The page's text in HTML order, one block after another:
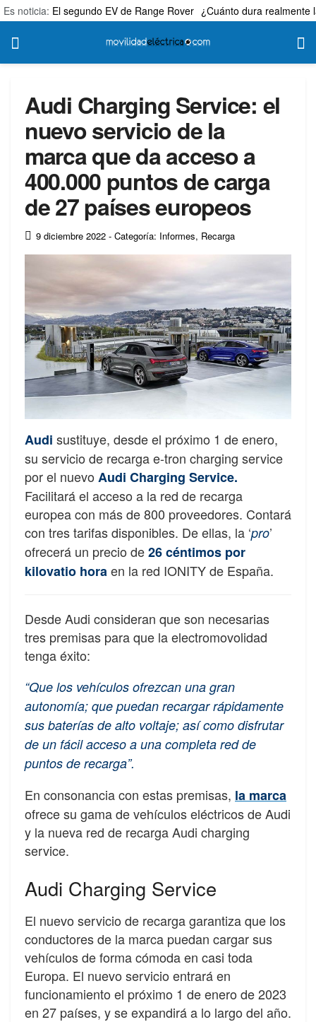
Es noticia: El segundo EV de Range Rover ¿Cuánto dura realmente
Audi Charging Service: el
nuevo servicio de la
marca que da acceso a
400.000 puntos de carga
de 27 países europeos
9 diciembre 2022 - Categoría: Informes, Recarga
Audi sustituye, desde el próximo 1 de enero,
su servicio de recarga e-tron charging service
por el nuevo Audi Charging Service.
Facilitará el acceso a la red de recarga
europea con más de 800 proveedores. Contará
con tres tarifas disponibles. De ellas, la ‘pro’
ofrecerá un precio de26 céntimos por
kilovatio horaen la red IONITY de España.
Desde Audi consideran que son necesarias
tres premisas para que la electromovolidad
tenga éxito:
“Que los vehículos ofrezcan una gran
autonomía; que puedan recargar rápidamente
sus baterías de alto voltaje; así como disfrutar
de un fácil acceso a una completa red de
puntos de recarga”.
En consonancia con estas premisas, la marca
ofrece su gama de vehículos eléctricos de Audi
y la nueva red de recarga Audi charging
service.
Audi Charging Service
El nuevo servicio de recarga garantiza que los
conductores de la marca puedan cargar sus
vehículos de forma cómoda en casi toda
Europa. El nuevo servicio entrará en
funcionamiento el próximo 1 de enero de 2023
en 27 países, y se expandirá a lo largo del año.